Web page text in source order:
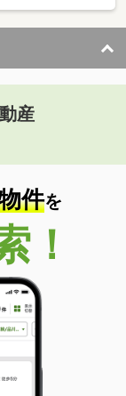
産
件を
！